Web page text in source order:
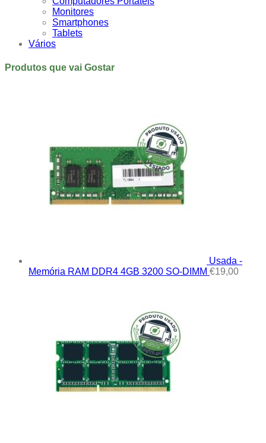
Monitores
Smartphones
Tablets
Vários
Produtos que vai Gostar
Usada -
Memória RAM DDR4 4GB 3200 SO-DIMM €19,00